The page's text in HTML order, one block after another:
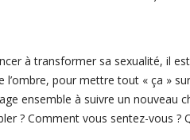
à transformer sa sexualité, il
l’ombre, pour mettre tout « ça »
ensemble à suivre un nouveau
? Comment vous sentez-vous